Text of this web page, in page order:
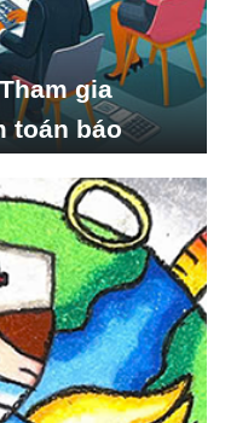
gia
toán báo
Xã